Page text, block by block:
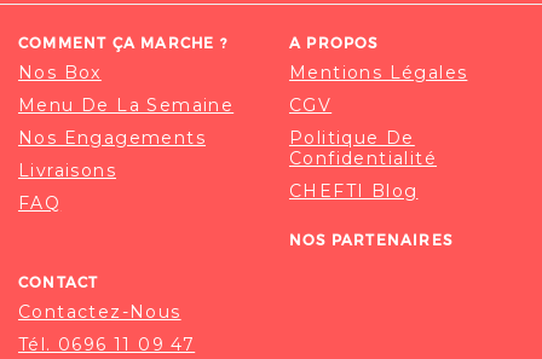
COMMENT ÇA MARCHE ?
Nos Box
Menu De La Semaine
Nos Engagements
Livraisons
FAQ
A PROPOS
Mentions Légales
CGV
Politique De
Confidentialité
CHEFTI Blog
NOS PARTENAIRES
CONTACT
Contactez-Nous
Tél. 0696 11 09 47